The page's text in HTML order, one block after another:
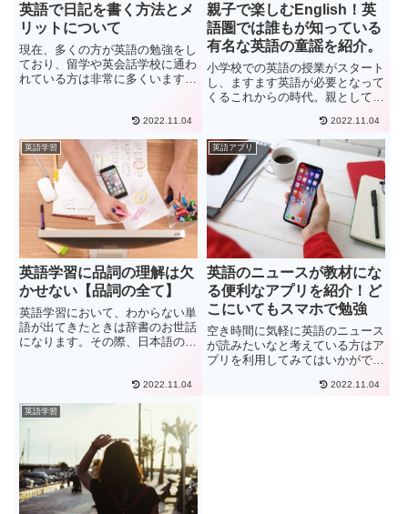
英語で日記を書く方法とメ
リットについて
現在、多くの方が英語の勉強をし
ており、留学や英会話学校に通わ
れている方は非常に多くいます。
をするために勉強をされている方
など、目的は様々ですが、多くの
方は文章を書くことが苦手であ
る...
2022.11.04
親子で楽しむEnglish！英
語圏では誰もが知っている
有名な英語の童謡を紹介。
小学校での英語の授業がスタート
し、ますます英語が必要となって
くるこれからの時代。親としては
れるのだろう…そんなことを悩ま
れるお母さんが沢山います。しか
し、いきなり多くの単語や文法を
教えられても、英語に対する苦
2022.11.04
英語学習
英語学習に品詞の理解は欠
かせない【品詞の全て】
英語学習において、わからない単
語が出てきたときは辞書のお世話
になります。その際、日本語の意
しょうか。英語に限らず、単語に
は名詞や動詞といった「品詞」と
いうものがあります。品詞を意
識...
2022.11.04
英語アプリ
英語のニュースが教材にな
る便利なアプリを紹介！ど
こにいてもスマホで勉強
空き時間に気軽に英語のニュース
が読みたいなと考えている方はア
プリを利用してみてはいかがでし
習に役立つニュースですが、単語
2022.11.04
英語学習